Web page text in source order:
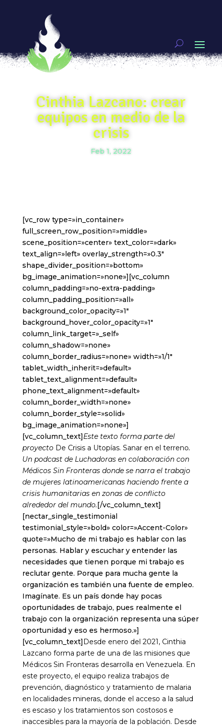
Cinthia Lazcano: crear
equipos en medio de la
crisis
Feb 1, 2022
[vc_row type=»in_container»
full_screen_row_position=»middle»
scene_position=»center» text_color=»dark»
text_align=»left» overlay_strength=»0.3″
shape_divider_position=»bottom»
bg_image_animation=»none»][vc_column
column_padding=»no-extra-padding»
column_padding_position=»all»
background_color_opacity=»1″
background_hover_color_opacity=»1″
column_link_target=»_self»
column_shadow=»none»
column_border_radius=»none» width=»1/1″
tablet_width_inherit=»default»
tablet_text_alignment=»default»
phone_text_alignment=»default»
column_border_width=»none»
column_border_style=»solid»
bg_image_animation=»none»]
[vc_column_text] Este texto forma parte del
proyecto De Crisis a Utopías. Sanar en el terreno.
Un podcast de Luchadoras en colaboración con
Médicos Sin Fronteras donde se narra el trabajo
de mujeres latinoamericanas haciendo frente a
crisis humanitarias en zonas de conflicto
alrededor del mundo. [/vc_column_text]
[nectar_single_testimonial
testimonial_style=»bold» color=»Accent-Color»
quote=»Mucho de mi trabajo es hablar con las
personas. Hablar y escuchar y entender las
necesidades que tienen porque mi trabajo es
reclutar gente. Porque para mucha gente la
organización es también una fuente de empleo.
Imagínate. Es un país donde hay pocas
oportunidades de trabajo, pues realmente el
trabajo con la organización representa una súper
oportunidad y eso es hermoso.»]
[vc_column_text] Desde enero del 2021, Cinthia
Lazcano forma parte de una de las misiones que
Médicos Sin Fronteras desarrolla en Venezuela. En
este proyecto, el equipo realiza trabajos de
prevención, diagnóstico y tratamiento de malaria
en localidades mineras, donde el acceso a la salud
es escaso y los tratamientos son costosos e
inaccesibles para la mayoría de la población. Desde